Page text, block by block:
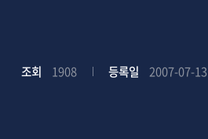
조회 1908 등록일 2007-07-13